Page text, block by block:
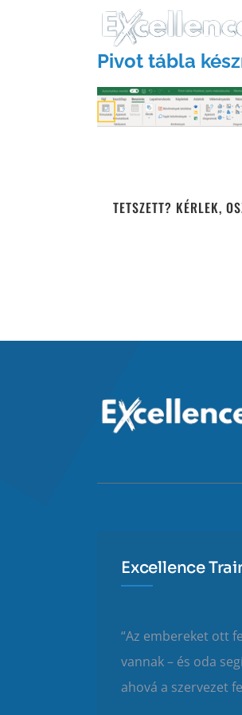
Pivot tábla
TETSZETT? KÉRLEK,
Excellence
“Az embereket ott
vannak – és oda
ahová a szervezet